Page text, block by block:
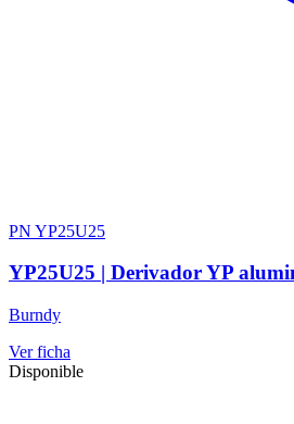
PN YP25U25
YP25U25 | Derivador YP
Burndy
Ver ficha
Disponible